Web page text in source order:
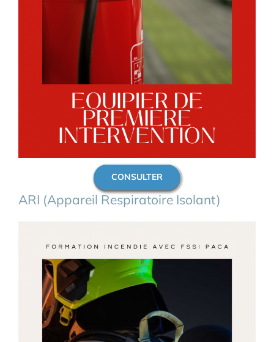
CONSULTER
ARI (Appareil Respiratoire Isolant)